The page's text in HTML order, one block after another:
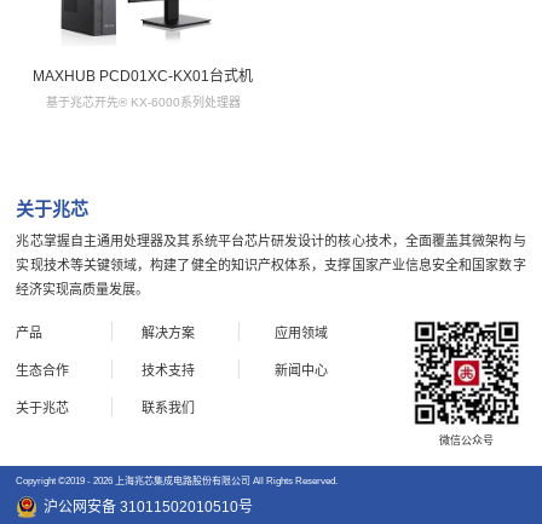
MAXHUB PCD01XC-KX01台式机
基于兆芯开先® KX-6000系列处理器
关于兆芯
兆芯掌握自主通用处理器及其系统平台芯片研发设计的核心技术，全面覆盖其微架构与
实现技术等关键领域，构建了健全的知识产权体系，支撑国家产业信息安全和国家数字
经济实现高质量发展。
产品 解决方案 应用领域
生态合作 技术支持 新闻中心
关于兆芯 联系我们
微信公众号
Copyright ©2019 - 2026 上海兆芯集成电路股份有限公司 All Rights Reserved.
沪公网安备 31011502010510号